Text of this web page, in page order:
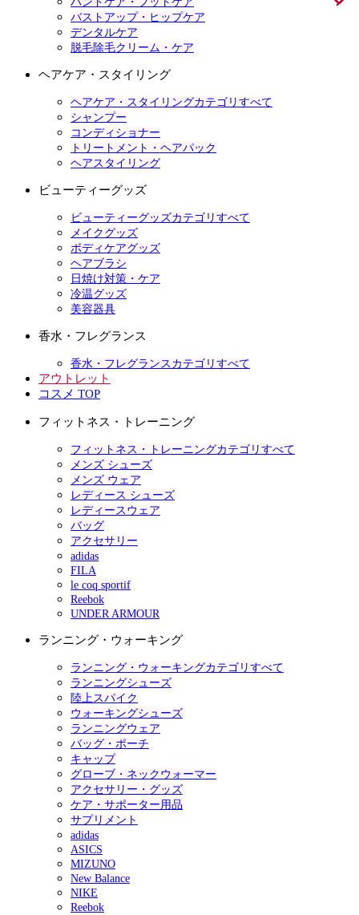
バストアップ・ヒップケア
デンタルケア
脱毛除毛クリーム・ケア
ヘアケア・スタイリング
ヘアケア・スタイリングカテゴリすべて
シャンプー
コンディショナー
トリートメント・ヘアパック
ヘアスタイリング
ビューティーグッズ
ビューティーグッズカテゴリすべて
メイクグッズ
ボディケアグッズ
ヘアブラシ
日焼け対策・ケア
冷温グッズ
美容器具
香水・フレグランス
香水・フレグランスカテゴリすべて
アウトレット
コスメ TOP
フィットネス・トレーニング
フィットネス・トレーニングカテゴリすべて
メンズ シューズ
メンズ ウェア
レディース シューズ
レディースウェア
バッグ
アクセサリー
adidas
FILA
le coq sportif
Reebok
UNDER ARMOUR
ランニング・ウォーキング
ランニング・ウォーキングカテゴリすべて
ランニングシューズ
陸上スパイク
ウォーキングシューズ
ランニングウェア
バッグ・ポーチ
キャップ
グローブ・ネックウォーマー
アクセサリー・グッズ
ケア・サポーター用品
サプリメント
adidas
ASICS
MIZUNO
New Balance
NIKE
Reebok